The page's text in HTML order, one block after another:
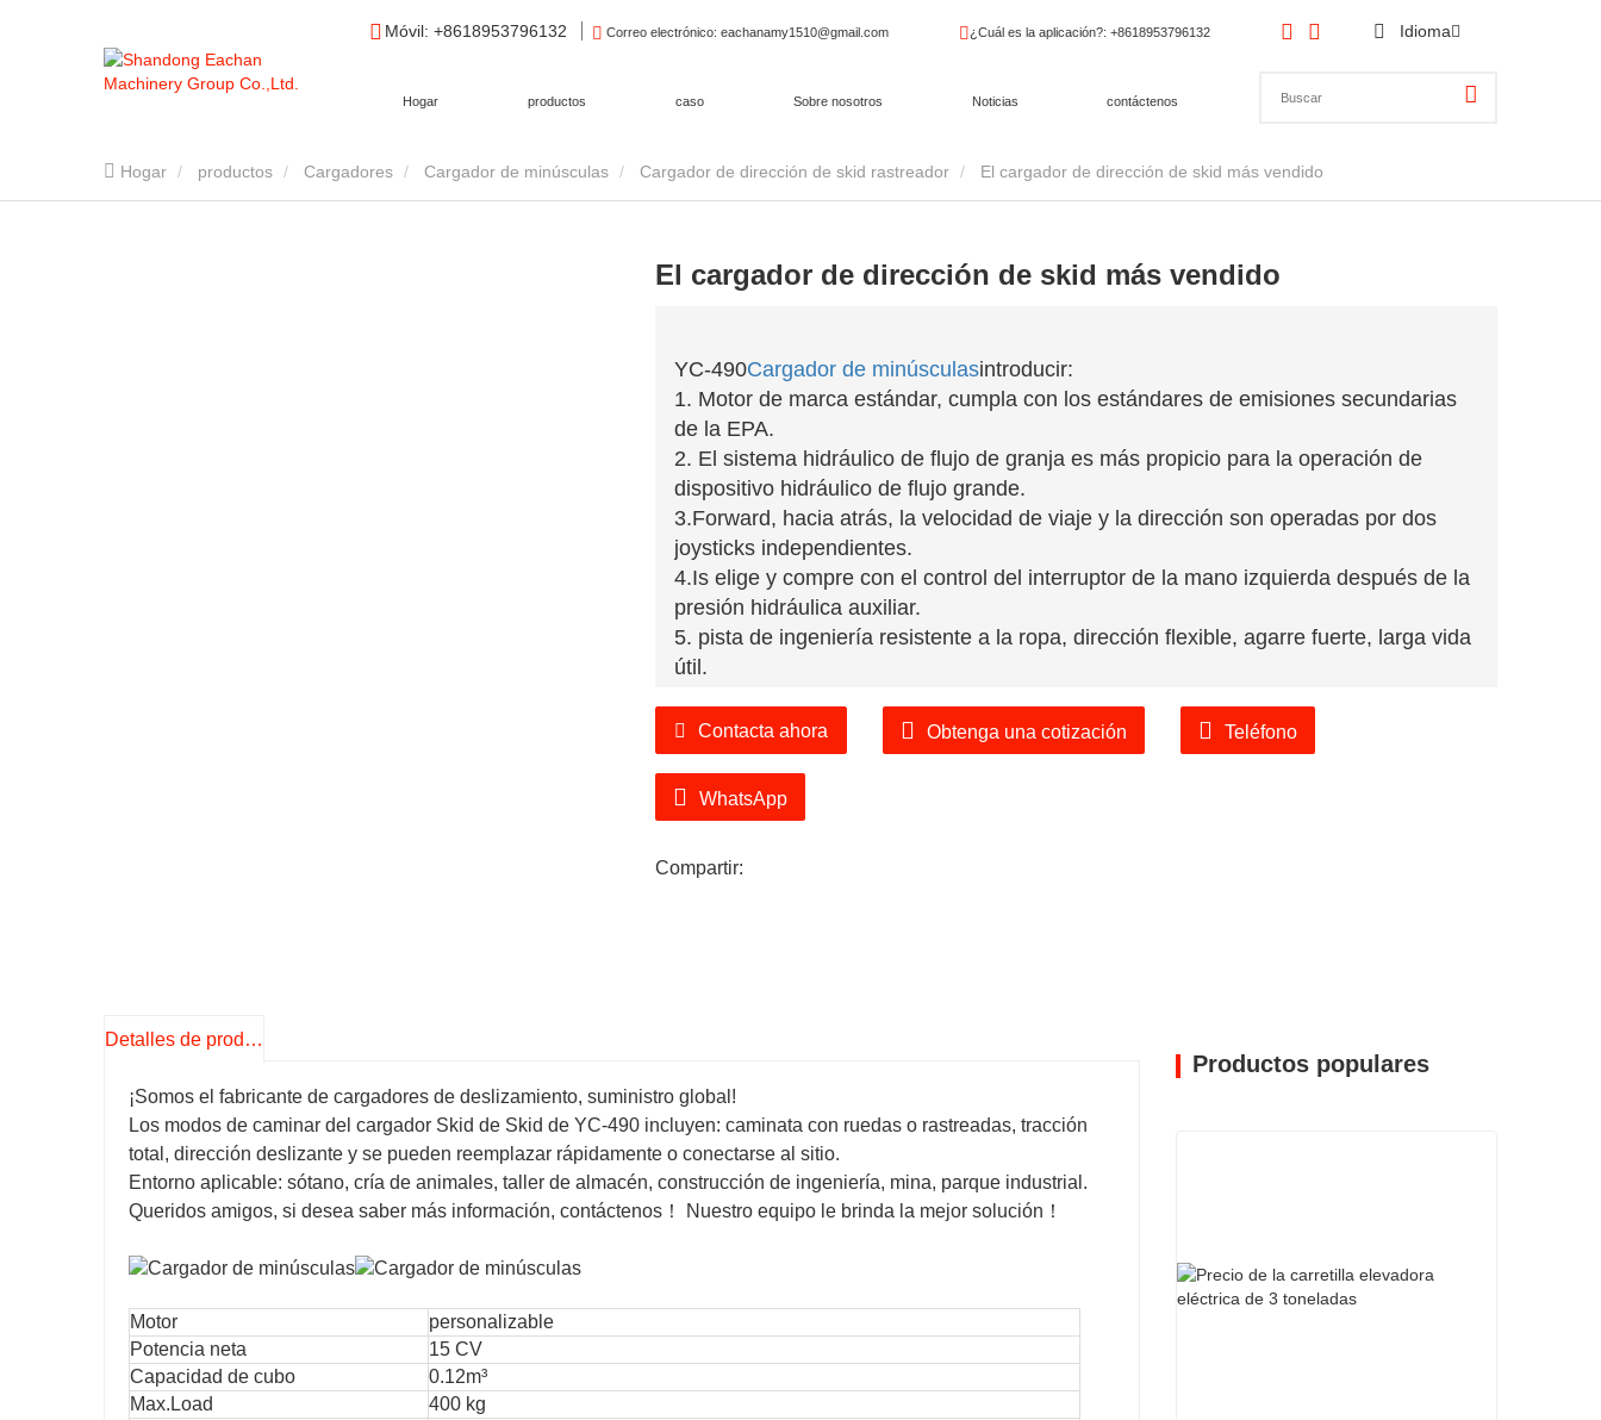
Hogar productos caso Sobre nosotros Noticias contáctenos
Móvil: +8618953796132 Correo electrónico: eachanamy1510@gmail.com ¿Cuál es la aplicación?: +8618953796132 Idioma
Hogar productos Cargadores Cargador de minúsculas Cargador de dirección de skid rastreador El cargador de dirección de skid más vendido
El cargador de dirección de skid más vendido
YC-490Cargador de minúsculasintroducir:
1. Motor de marca estándar, cumpla con los estándares de emisiones secundarias
de la EPA.
2. El sistema hidráulico de flujo de granja es más propicio para la operación de
dispositivo hidráulico de flujo grande.
3.Forward, hacia atrás, la velocidad de viaje y la dirección son operadas por dos
joysticks independientes.
4.Is elige y compre con el control del interruptor de la mano izquierda después de la
presión hidráulica auxiliar.
5. pista de ingeniería resistente a la ropa, dirección flexible, agarre fuerte, larga vida
útil.
ingeniería, mina, parque industrial.
7.ContáctenosInmediatamente, y nuestro equipo le dará la mejor solución.
Contacta ahora Obtenga una cotización Teléfono
WhatsApp
Compartir:
Detalles de producto
¡Somos el fabricante de cargadores de deslizamiento, suministro global!
Los modos de caminar del cargador Skid de Skid de YC-490 incluyen: caminata con ruedas o rastreadas, tracción
total, dirección deslizante y se pueden reemplazar rápidamente o conectarse al sitio.
Entorno aplicable: sótano, cría de animales, taller de almacén, construcción de ingeniería, mina, parque industrial.
Queridos amigos, si desea saber más información, contáctenos！ Nuestro equipo le brinda la mejor solución！
Motor
personalizable
Potencia neta
15 CV
Capacidad de cubo
0.12m³
Max.Load
400 kg
Productos populares